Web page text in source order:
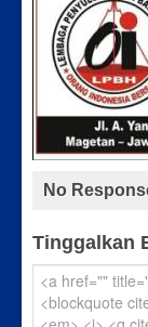
No
Tinggalkan